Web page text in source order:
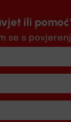
ili
se s